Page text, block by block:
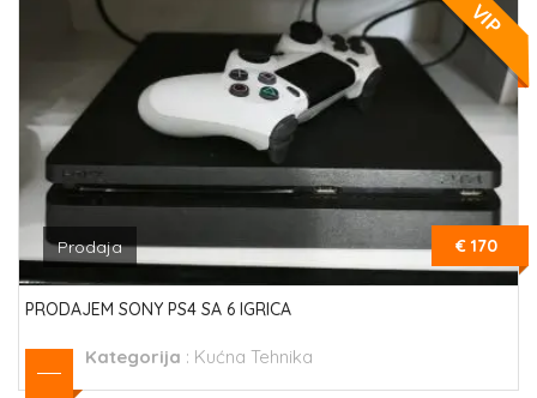
VIP
Prodaja € 170
PRODAJEM SONY PS4 SA 6 IGRICA
Kategorija : Kućna Tehnika